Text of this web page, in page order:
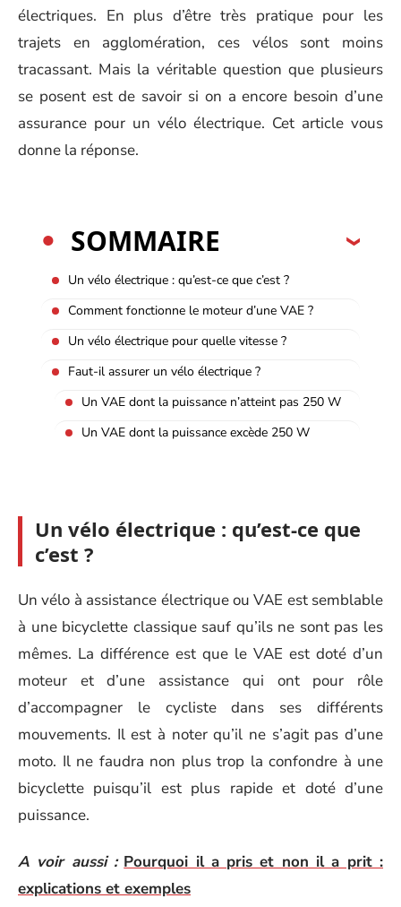
électriques. En plus d’être très pratique pour les
trajets en agglomération, ces vélos sont moins
tracassant. Mais la véritable question que plusieurs
se posent est de savoir si on a encore besoin d’une
assurance pour un vélo électrique. Cet article vous
donne la réponse.
SOMMAIRE
Un vélo électrique : qu’est-ce que c’est ?
Comment fonctionne le moteur d’une VAE ?
Un vélo électrique pour quelle vitesse ?
Faut-il assurer un vélo électrique ?
Un VAE dont la puissance n’atteint pas 250 W
Un VAE dont la puissance excède 250 W
Un vélo électrique : qu’est-ce que
c’est ?
Un vélo à assistance électrique ou VAE est semblable
à une bicyclette classique sauf qu’ils ne sont pas les
mêmes. La différence est que le VAE est doté d’un
moteur et d’une assistance qui ont pour rôle
d’accompagner le cycliste dans ses différents
mouvements. Il est à noter qu’il ne s’agit pas d’une
moto. Il ne faudra non plus trop la confondre à une
bicyclette puisqu’il est plus rapide et doté d’une
puissance.
A voir aussi : Pourquoi il a pris et non il a prit :
explications et exemples